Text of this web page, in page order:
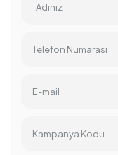
Adınız
Telefon Numarası
E-mail
Kampanya Kodu